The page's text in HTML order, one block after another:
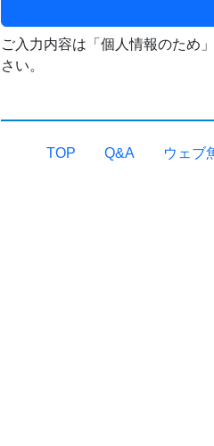
ご入力内容は「個人情報のため
さい。
TOP Q&A ウェブ